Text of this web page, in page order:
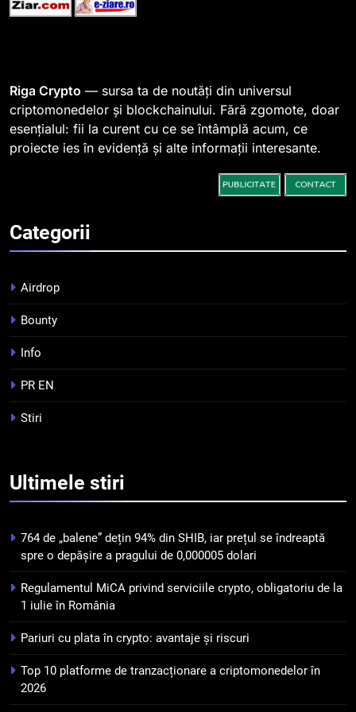
2
Regulamentul MiCA privind
serviciile crypto, obligatoriu de
la 1 iulie în România
INFO
4
tranzacționare a
puțin de 24 de ore
Banii digitali și arhitectura
încrederii: O nouă viziune asupra
banilor în era digitală
STIRI
WhiteBIT și FC Barcelona
semnează un acord pe cinci ani
pentru a stimula implicarea
STIRI
Riga Crypto — sursa ta de noutăți din universul
criptomonedelor și blockchainului. Fără zgomote, doar
esențialul: fii la curent cu ce se întâmplă acum, ce
proiecte ies în evidență și alte informații interesante.
Categorii
Airdrop
Bounty
Info
PR EN
Stiri
Ultimele stiri
764 de „balene” dețin 94% din SHIB, iar prețul se îndreaptă
spre o depășire a pragului de 0,000005 dolari
Regulamentul MiCA privind serviciile crypto, obligatoriu de la
1 iulie în România
Pariuri cu plata în crypto: avantaje și riscuri
Top 10 platforme de tranzacționare a criptomonedelor în
2026